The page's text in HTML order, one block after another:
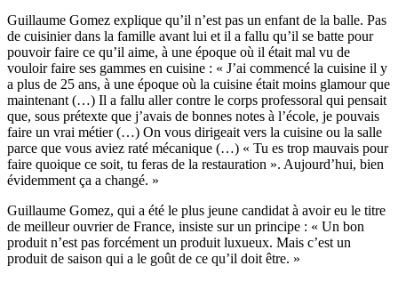
Guillaume Gomez explique qu’il n’est pas un enfant de la balle. Pas
de cuisinier dans la famille avant lui et il a fallu qu’il se batte pour
pouvoir faire ce qu’il aime, à une époque où il était mal vu de
vouloir faire ses gammes en cuisine : « J’ai commencé la cuisine il y
a plus de 25 ans, à une époque où la cuisine était moins glamour que
maintenant (…) Il a fallu aller contre le corps professoral qui pensait
que, sous prétexte que j’avais de bonnes notes à l’école, je pouvais
faire un vrai métier (…) On vous dirigeait vers la cuisine ou la salle
parce que vous aviez raté mécanique (…) « Tu es trop mauvais pour
faire quoique ce soit, tu feras de la restauration ». Aujourd’hui, bien
évidemment ça a changé. »
Guillaume Gomez, qui a été le plus jeune candidat à avoir eu le titre
de meilleur ouvrier de France, insiste sur un principe : « Un bon
produit n’est pas forcément un produit luxueux. Mais c’est un
produit de saison qui a le goût de ce qu’il doit être. »